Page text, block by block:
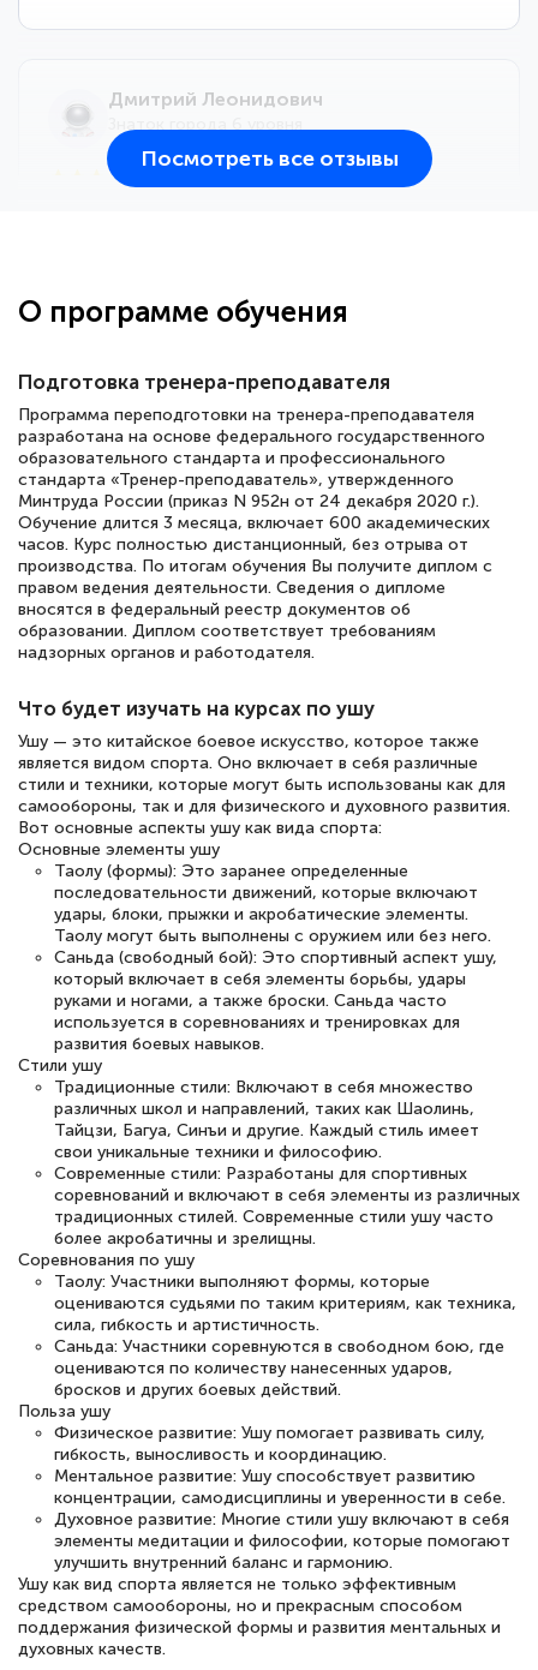
Дмитрий Леонидович
большое количество методических
сдачи итоговой аттестации. Спасибо
Елена Кравченко
Знаток города 5 уровня
18 марта 2026
Выражаю благодарность за курс
повышения квалификации "Эксперт ЕГЭ по
полезных материалов помогли
подготовиться к тестированию. Это
книги, методические рекомендации,
статьи. Времени на подготовку
достаточно. Курс помогает пройти
аттестацию в школе. Спасибо!
Евгения Коротких
Знаток города 2 уровня
12 марта 2026
Спасибо большое Академии! Грамотное,
вежливое сопровождение! Всё чётко и
понятно! Проходила повышение
квалификации. Ещё раз - СПАСИБО!
Елена Петрикс
Знаток города 5 уровня
Всем добрый день! Я прошла курс
повышени каалификации по
специальности «Тренер-преподаватель
по тяжелой атлетике»! Хочется
подчеркуть, что при обращении
оперативно связались со мной
специалисты, ответили на все
Посмотреть все отзывы
О программе обучения
Подготовка тренера-преподавателя
Программа переподготовки на тренера-преподавателя
разработана на основе федерального государственного
образовательного стандарта и профессионального
стандарта «Тренер-преподаватель», утвержденного
Минтруда России (приказ N 952н от 24 декабря 2020 г.).
Обучение длится 3 месяца, включает 600 академических
часов. Курс полностью дистанционный, без отрыва от
производства. По итогам обучения Вы получите диплом с
правом ведения деятельности. Сведения о дипломе
вносятся в федеральный реестр документов об
образовании. Диплом соответствует требованиям
надзорных органов и работодателя.
Что будет изучать на курсах по ушу
Ушу — это китайское боевое искусство, которое также
является видом спорта. Оно включает в себя различные
стили и техники, которые могут быть использованы как для
самообороны, так и для физического и духовного развития.
Вот основные аспекты ушу как вида спорта:
Основные элементы ушу
Таолу (формы): Это заранее определенные
последовательности движений, которые включают
удары, блоки, прыжки и акробатические элементы.
Таолу могут быть выполнены с оружием или без него.
Саньда (свободный бой): Это спортивный аспект ушу,
который включает в себя элементы борьбы, удары
руками и ногами, а также броски. Саньда часто
используется в соревнованиях и тренировках для
развития боевых навыков.
Стили ушу
Традиционные стили: Включают в себя множество
различных школ и направлений, таких как Шаолинь,
Тайцзи, Багуа, Синъи и другие. Каждый стиль имеет
свои уникальные техники и философию.
Современные стили: Разработаны для спортивных
соревнований и включают в себя элементы из различных
традиционных стилей. Современные стили ушу часто
более акробатичны и зрелищны.
Соревнования по ушу
Таолу: Участники выполняют формы, которые
оцениваются судьями по таким критериям, как техника,
сила, гибкость и артистичность.
Саньда: Участники соревнуются в свободном бою, где
оцениваются по количеству нанесенных ударов,
бросков и других боевых действий.
Польза ушу
Физическое развитие: Ушу помогает развивать силу,
гибкость, выносливость и координацию.
Ментальное развитие: Ушу способствует развитию
концентрации, самодисциплины и уверенности в себе.
Духовное развитие: Многие стили ушу включают в себя
элементы медитации и философии, которые помогают
улучшить внутренний баланс и гармонию.
Ушу как вид спорта является не только эффективным
средством самообороны, но и прекрасным способом
поддержания физической формы и развития ментальных и
духовных качеств.